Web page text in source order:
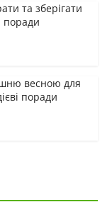
та зберігати
поради
весною для
поради